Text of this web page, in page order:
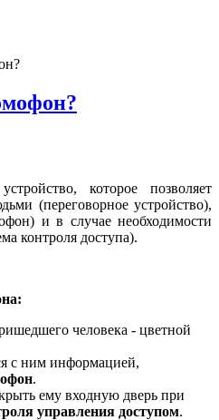
которое позволяет
(переговорное устройство),
и в случае необходимости
контроля доступа).
человека - цветной
с ним информацией,
.
ему входную дверь при
управления доступом.